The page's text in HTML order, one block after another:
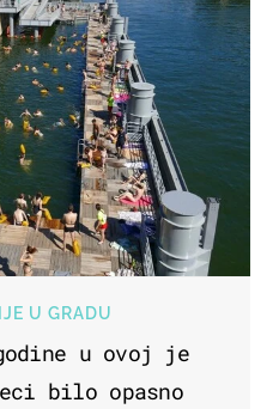
U GRADU
u ovoj je
bilo opasno